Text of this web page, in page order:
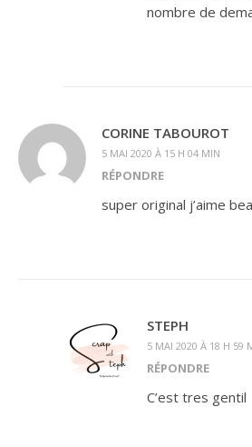
nombre de
CORINE TABOUROT
5 MAI 2020 À 15 H 04 MIN
RÉPONDRE
super original j’aime
STEPH
5 MAI 2020 À 18 H 59
RÉPONDRE
C’est tres gentil